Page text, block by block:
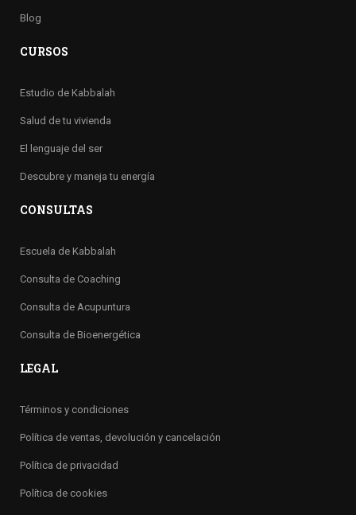
Blog
CURSOS
Estudio de Kabbalah
Salud de tu vivienda
El lenguaje del ser
Descubre y maneja tu energía
CONSULTAS
Escuela de Kabbalah
Consulta de Coaching
Consulta de Acupuntura
Consulta de Bioenergética
LEGAL
Términos y condiciones
Política de ventas, devolución y cancelación
Política de privacidad
Política de cookies